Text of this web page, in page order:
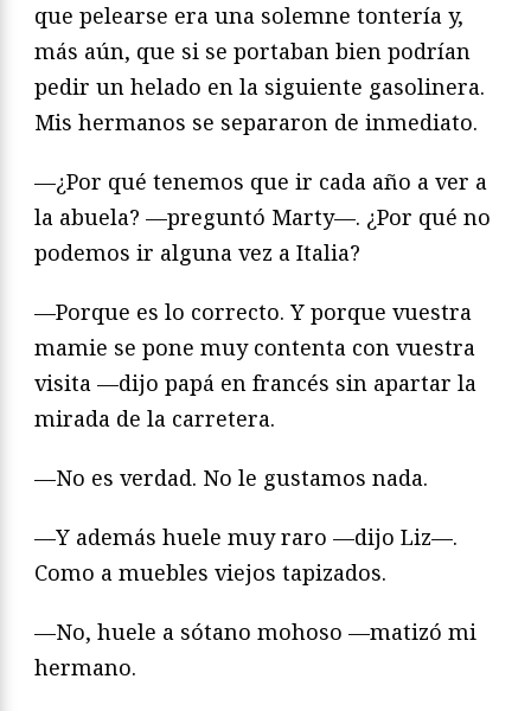
que pelearse era una solemne tontería y,
más aún, que si se portaban bien podrían
pedir un helado en la siguiente gasolinera.
Mis hermanos se separaron de inmediato.
—¿Por qué tenemos que ir cada año a ver a
la abuela? —preguntó Marty—. ¿Por qué no
podemos ir alguna vez a Italia?
—Porque es lo correcto. Y porque vuestra
mamie se pone muy contenta con vuestra
visita —dijo papá en francés sin apartar la
mirada de la carretera.
—No es verdad. No le gustamos nada.
—Y además huele muy raro —dijo Liz—.
Como a muebles viejos tapizados.
—No, huele a sótano mohoso —matizó mi
hermano.